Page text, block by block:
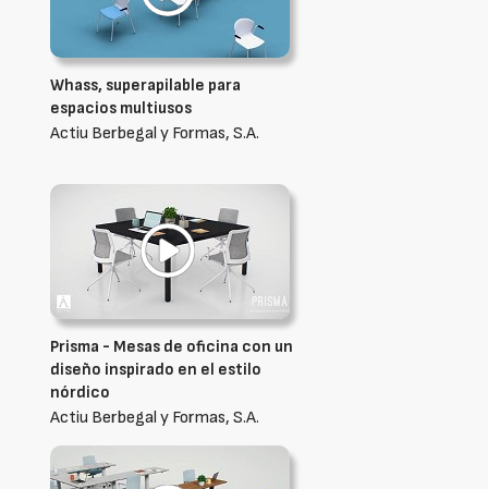
Whass, superapilable para
espacios multiusos
Actiu Berbegal y Formas, S.A.
Prisma - Mesas de oficina con un
diseño inspirado en el estilo
nórdico
Actiu Berbegal y Formas, S.A.